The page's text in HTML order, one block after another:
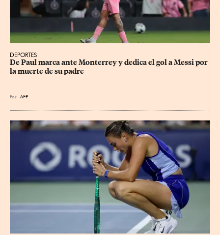
DEPORTES
De Paul marca ante Monterrey y dedica el gol a Messi por
la muerte de su padre
Por AFP